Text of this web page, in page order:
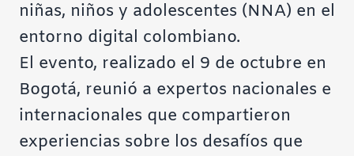
niñas, niños y adolescentes (NNA) en el
entorno digital colombiano.
El evento, realizado el 9 de octubre en
Bogotá, reunió a expertos nacionales e
internacionales que compartieron
experiencias sobre los desafíos que